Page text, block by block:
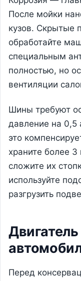
После мойки
кузов. Скрытые
обработайте
специальным
полностью, но
вентиляции
Шины требуют
давление на
это
храните более
сложите их
используйте
разгрузить
Перед